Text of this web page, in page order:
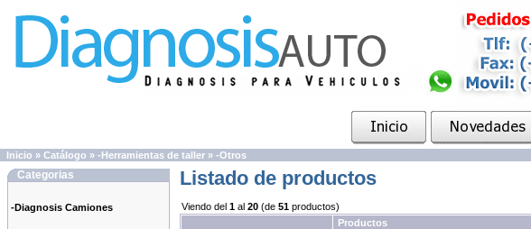
Inicio » Catálogo » -Herramientas de taller » -Otros
Categorias
-Diagnosis Camiones
Listado de productos
Viendo del 1 al 20 (de 51 productos)
Productos